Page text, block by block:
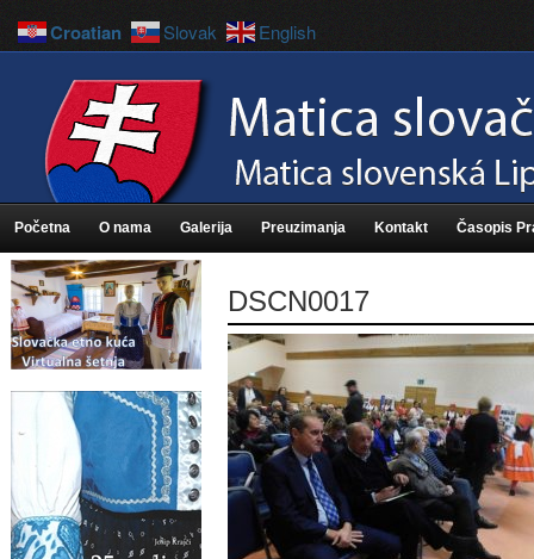
Početna O nama Galerija Preuzimanja Kontakt Časopis
DSCN0017
Croatian Slovak English